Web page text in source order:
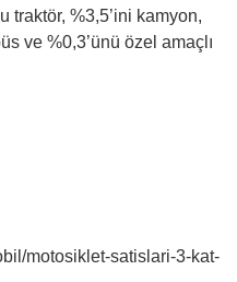
traktör, %3,5’ini kamyon,
ve %0,3’ünü özel amaçlı
motosiklet-satislari-3-kat-